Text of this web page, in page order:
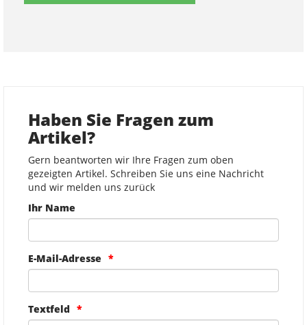
Haben Sie Fragen zum
Artikel?
Gern beantworten wir Ihre Fragen zum oben
gezeigten Artikel. Schreiben Sie uns eine Nachricht
und wir melden uns zurück
Ihr Name
E-Mail-Adresse
Textfeld